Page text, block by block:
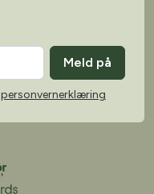
Meld på
personvernerklæring